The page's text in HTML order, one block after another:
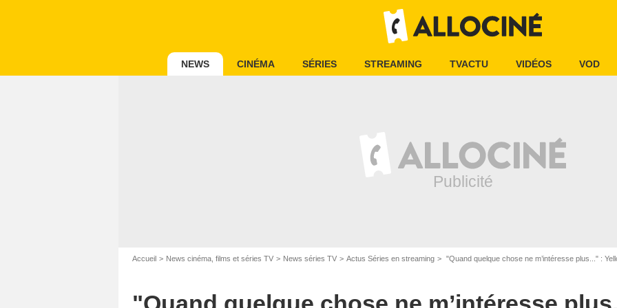
NEWS CINÉMA SÉRIES STREAMING TVACTU VIDÉOS VOD
Accueil News cinéma, films et séries TV News séries TV Actus Séries en streaming "Quand quelque chose ne m’intéresse plus..." :